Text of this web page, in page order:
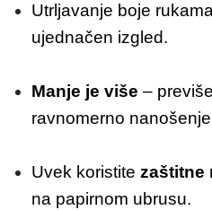
Utrljavanje boje
ujednačen izgled.
Manje je više –
ravnomerno
Uvek koristite zaštitne
na papirnom ubrusu.